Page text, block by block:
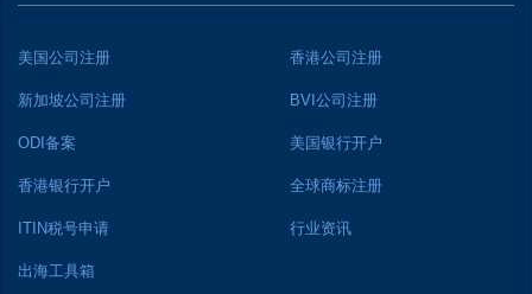
美国公司注册 香港公司注册
新加坡公司注册 BVI公司注册
ODI备案 美国银行开户
香港银行开户 全球商标注册
ITIN税号申请 行业资讯
出海工具箱